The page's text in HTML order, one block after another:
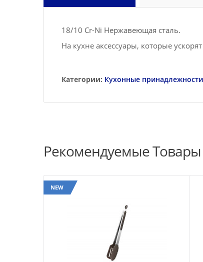
18/10 Cr-Ni Нержавеющая сталь.
На кухне аксессуары, которые
Категории: Кухонные принадлежности
Рекомендуемые Товары
NEW